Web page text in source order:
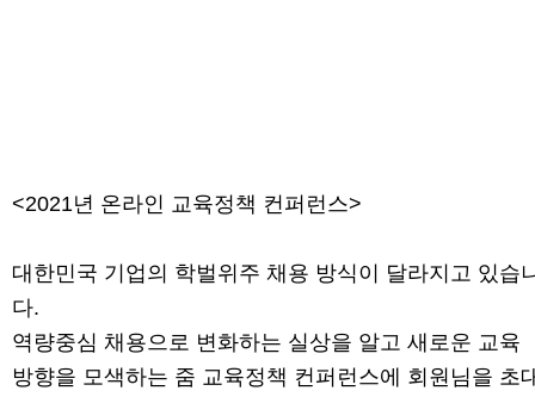
<2021년 온라인 교육정책 컨퍼런스>
대한민국 기업의 학벌위주 채용 방식이 달라지고 있습
다.
역량중심 채용으로 변화하는 실상을 알고 새로운 교육
방향을 모색하는 줌 교육정책 컨퍼런스에 회원님을 초